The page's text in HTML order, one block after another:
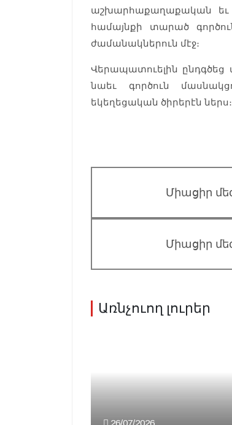
աշխարհաքաղաքական եւ
համայնքի տարած
ժամանակներուն մէջ։
Վերապատուելին ընդգծեց
նաեւ գործուն
եկեղեցական ծիրերէն ներս։
Միացիր
Միացիր
Առնչուող լուրեր
26/07/2026